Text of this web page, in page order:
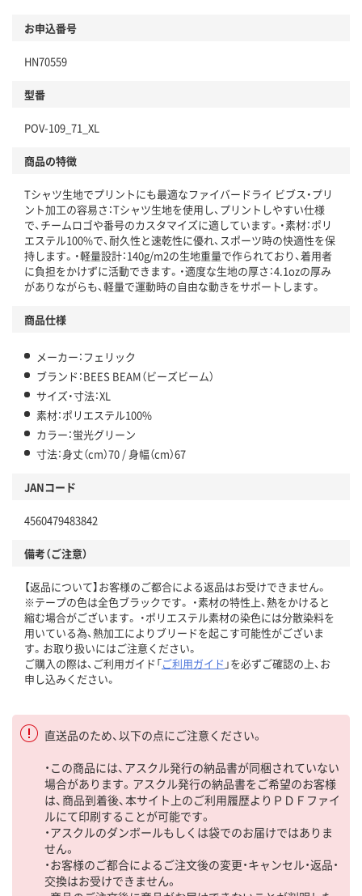
お申込番号
HN70559
型番
POV-109_71_XL
商品の特徴
Tシャツ生地でプリントにも最適なファイバードライ ビブス・プリ
ント加工の容易さ：Tシャツ生地を使用し、プリントしやすい仕様
で、チームロゴや番号のカスタマイズに適しています。・素材：ポリ
エステル100%で、耐久性と速乾性に優れ、スポーツ時の快適性を保
持します。・軽量設計：140g/m2の生地重量で作られており、着用者
に負担をかけずに活動できます。・適度な生地の厚さ：4.1ozの厚み
がありながらも、軽量で運動時の自由な動きをサポートします。
商品仕様
メーカー：フェリック
ブランド：BEES BEAM（ビーズビーム）
サイズ・寸法：XL
素材：ポリエステル100%
カラー：蛍光グリーン
寸法：身丈（cm）70 / 身幅（cm）67
JANコード
4560479483842
備考（ご注意）
【返品について】お客様のご都合による返品はお受けできません。
※テープの色は全色ブラックです。 ・素材の特性上、熱をかけると
縮む場合がございます。 ・ポリエステル素材の染色には分散染料を
用いている為、熱加工によりブリードを起こす可能性がございま
す。お取り扱いにはご注意ください。
ご購入の際は、ご利用ガイド「ご利用ガイド 」を必ずご確認の上、お
申し込みください。
直送品のため、以下の点にご注意ください。
・この商品には、アスクル発行の納品書が同梱されていない
場合があります。アスクル発行の納品書をご希望のお客様
は、商品到着後、本サイト上のご利用履歴よりＰＤＦファイ
ルにて印刷することが可能です。
・アスクルのダンボールもしくは袋でのお届けではありま
せん。
・お客様のご都合によるご注文後の変更・キャンセル・返品・
交換はお受けできません。